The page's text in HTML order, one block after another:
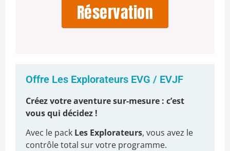
Réservation
Offre Les Explorateurs EVG / EVJF
Créez votre aventure sur-mesure : c’est
vous qui décidez !
Avec le pack Les Explorateurs, vous avez le
contrôle total sur votre programme.